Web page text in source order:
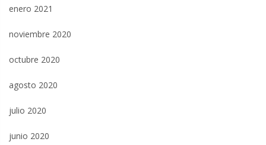
enero 2021
noviembre 2020
octubre 2020
agosto 2020
julio 2020
junio 2020